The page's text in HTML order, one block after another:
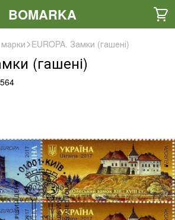
BOMARKA
марки EUROPA. Замки (гашені)
(гашені)